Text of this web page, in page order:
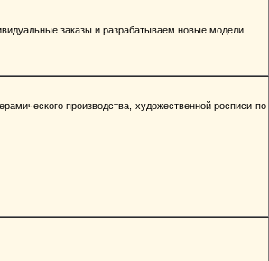
заказы и разрабатываем новые модели.
производства, художественной росписи по